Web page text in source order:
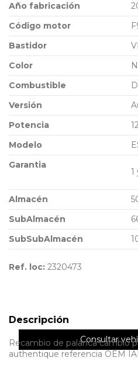
Año fabricación
Código motor
Bastidor
Color
Combustible
Versión
Potencia
Modelo
Garantia
1
Almacén
SubAlmacén
SubSubAlmacén
Ref. loc: 2320473
Descripción
Recambio de palanca cambio
authentique referencia OEM
Consultar